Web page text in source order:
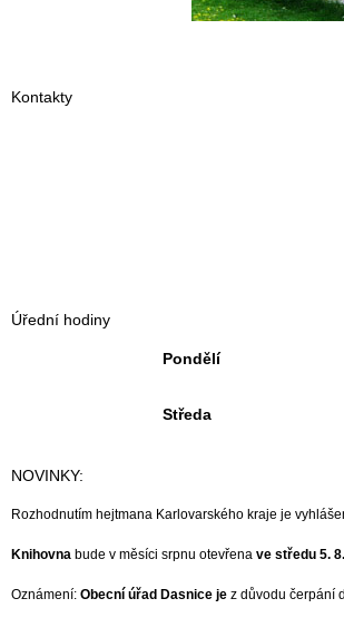
Kontakty
Úřední hodiny
Pondělí
Středa
NOVINKY:
Rozhodnutím hejtmana Karlovarského kraje je
Knihovna bude v měsíci srpnu otevřena ve středu 5.
Oznámení: Obecní úřad Dasnice je z důvodu čerpání